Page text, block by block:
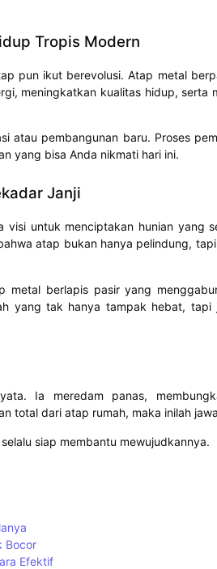
Tropis Modern
pun ikut berevolusi. Atap metal
meningkatkan kualitas hidup, serta
atau pembangunan baru. Proses
yang bisa Anda nikmati hari ini.
Janji
visi untuk menciptakan hunian yang
atap bukan hanya pelindung,
metal berlapis pasir yang
yang tak hanya tampak hebat, tapi
Ia meredam panas,
total dari atap rumah, maka inilah
siap membantu mewujudkannya.
Bocor
Efektif